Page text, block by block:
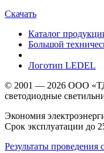
Скачать
Каталог
Большой
Логотип LEDEL
© 2001 — 2026 ООО «ТД
светодиодные
Экономия
Срок эксплуатации до
Результаты проведения